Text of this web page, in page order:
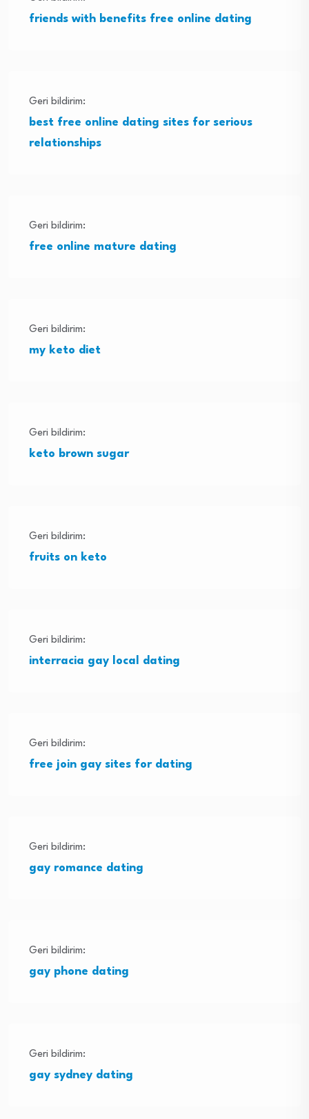
friends with benefits free online dating
Geri bildirim:
best free online dating sites for serious
relationships
Geri bildirim:
free online mature dating
Geri bildirim:
my keto diet
Geri bildirim:
keto brown sugar
Geri bildirim:
fruits on keto
Geri bildirim:
interracia gay local dating
Geri bildirim:
free join gay sites for dating
Geri bildirim:
gay romance dating
Geri bildirim:
gay phone dating
Geri bildirim:
gay sydney dating